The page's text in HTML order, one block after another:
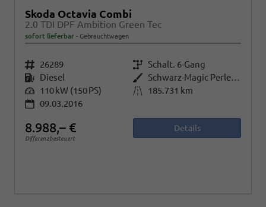
Skoda Octavia Combi
2.0 TDI DPF Ambition Green Tec
sofort lieferbar Gebrauchtwagen
Fahrzeugnr. 26289 Getriebe Schalt. 6-Gang
Kraftstoff Diesel Außenfarbe
Schwarz-Magic Perleffekt
Leistung 110 kW (150 PS) Kilometerstand
185.731 km
09.03.2016
8.988,– €
Differenzbesteuert
Details